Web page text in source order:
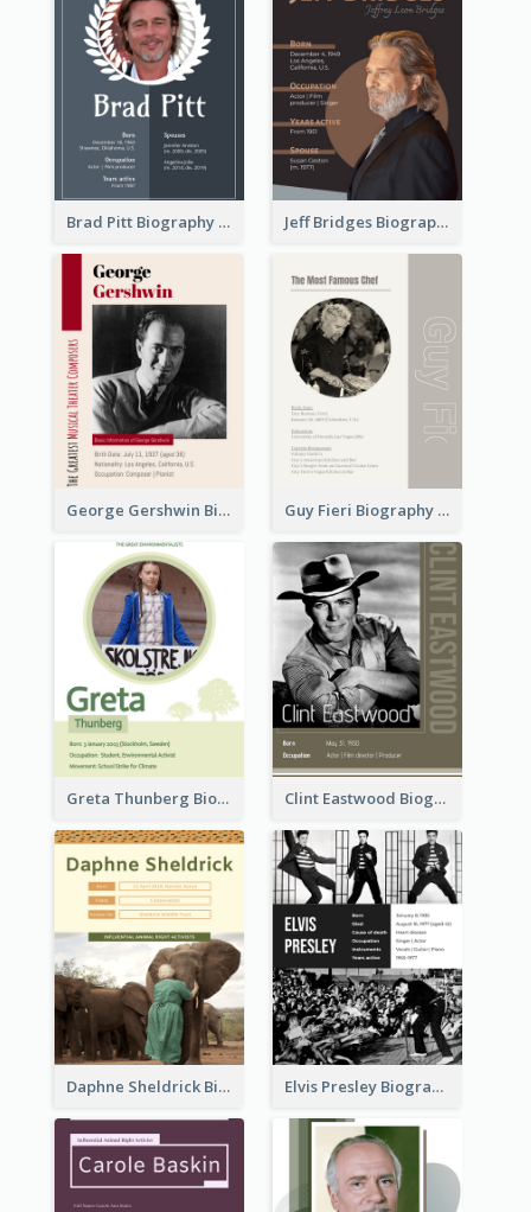
Brad Pitt Biography Jeff Bridges Biography
George Gershwin Biography Guy Fieri Biography
Greta Thunberg Biography Clint Eastwood Biography
Daphne Sheldrick Biography Elvis Presley Biography